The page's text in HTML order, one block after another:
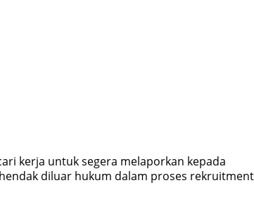
kerja untuk segera melaporkan kepada
diluar hukum dalam proses rekruitment